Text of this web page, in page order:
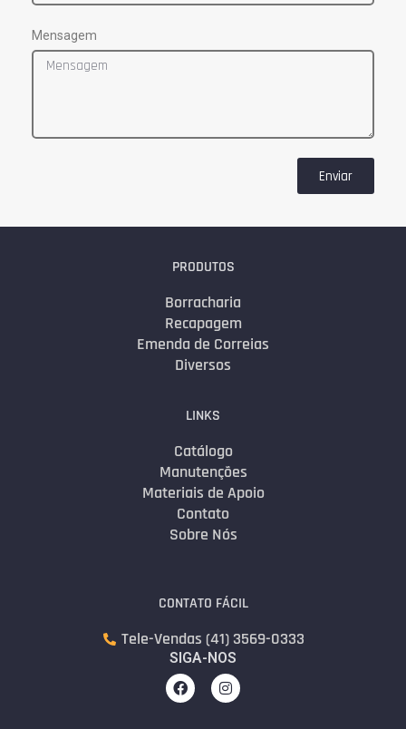
Mensagem
Enviar
PRODUTOS
Borracharia
Recapagem
Emenda de Correias
Diversos
LINKS
Catálogo
Manutenções
Materiais de Apoio
Contato
Sobre Nós
CONTATO FÁCIL
Tele-Vendas (41) 3569-0333
SIGA-NOS